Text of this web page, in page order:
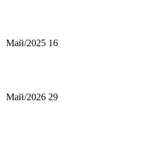
Май/2025 16
Май/2026 29